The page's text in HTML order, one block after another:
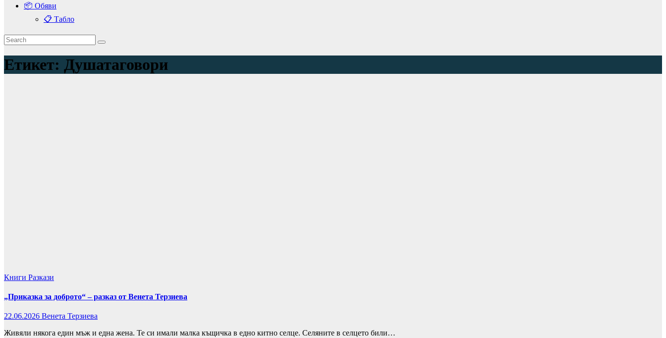
📦 Обяви
📋 Табло
Етикет: Душатаговори
Книги Разкази
„Приказка за доброто“ – разказ от Венета Терзиева
22.06.2026 Венета Терзиева
Живяли някога един мъж и една жена. Те си имали малка къщичка в едно китно селце. Селяните в селцето били…